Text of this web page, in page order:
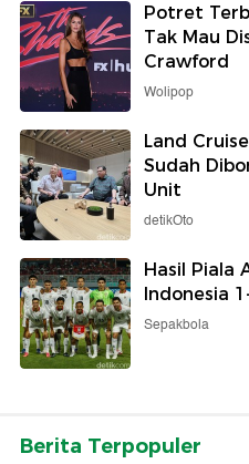
Potret
Tak Mau
Crawford
Wolipop
Land
Sudah
Unit
detikOto
Hasil Piala
Indonesia
Sepakbola
Berita Terpopuler